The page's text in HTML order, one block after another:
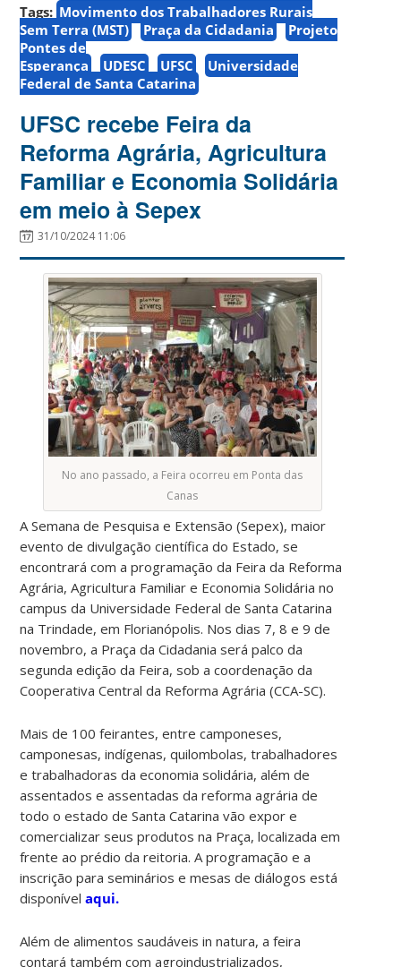
Tags: Movimento dos Trabalhadores Rurais
Sem Terra (MST)
Praça da Cidadania
Projeto
Pontes de
Esperança
UDESC UFSC
Universidade
Federal de Santa Catarina
UFSC recebe Feira da
Reforma Agrária, Agricultura
Familiar e Economia Solidária
em meio à Sepex
31/10/2024 11:06
No ano passado, a Feira ocorreu em Ponta das
Canas
A Semana de Pesquisa e Extensão (Sepex), maior
evento de divulgação científica do Estado, se
encontrará com a programação da Feira da Reforma
Agrária, Agricultura Familiar e Economia Solidária no
campus da Universidade Federal de Santa Catarina
na Trindade, em Florianópolis. Nos dias 7, 8 e 9 de
novembro, a Praça da Cidadania será palco da
segunda edição da Feira, sob a coordenação da
Cooperativa Central da Reforma Agrária (CCA-SC).
Mais de 100 feirantes, entre camponeses,
camponesas, indígenas, quilombolas, trabalhadores
e trabalhadoras da economia solidária, além de
assentados e assentadas da reforma agrária de
todo o estado de Santa Catarina vão expor e
comercializar seus produtos na Praça, localizada em
frente ao prédio da reitoria. A programação e a
inscrição para seminários e mesas de diálogos está
disponívelaqui.
Além de alimentos saudáveis in natura, a feira
contará também com agroindustrializados,